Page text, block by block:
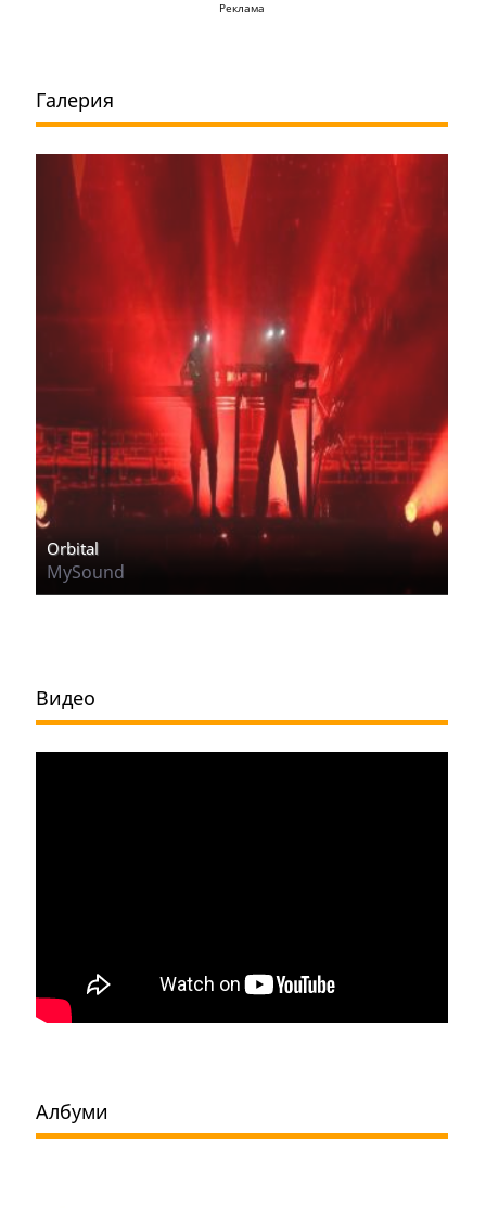
Реклама
Галерия
Orbital
MySound
Видео
Албуми